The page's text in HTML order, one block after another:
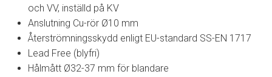
och VV, inställd på KV
Anslutning Cu-rör Ø10 mm
Återströmningsskydd enligt EU-standard SS-EN 1717
Lead Free (blyfri)
Hålmått Ø32-37 mm för blandare